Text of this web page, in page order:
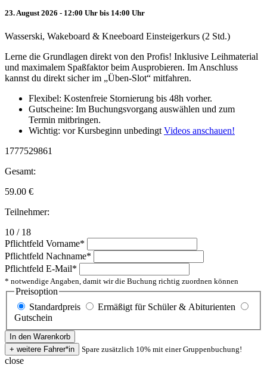
23. August 2026 - 12:00 Uhr bis 14:00 Uhr
Wasserski, Wakeboard & Kneeboard Einsteigerkurs (2 Std.)
Lerne die Grundlagen direkt von den Profis! Inklusive Leihmaterial
und maximalem Spaßfaktor beim Ausprobieren. Im Anschluss
kannst du direkt sicher im „Üben-Slot“ mitfahren.
Flexibel: Kostenfreie Stornierung bis 48h vorher.
Gutscheine: Im Buchungsvorgang auswählen und zum
Termin mitbringen.
Wichtig: vor Kursbeginn unbedingt Videos anschauen!
1777529861
Gesamt:
59.00 €
Teilnehmer:
10 / 18
Pflichtfeld Vorname*
Pflichtfeld Nachname*
Pflichtfeld E-Mail*
* notwendige Angaben, damit wir die Buchung richtig zuordnen können
Preisoption
Standardpreis
Ermäßigt für Schüler & Abiturienten
Gutschein
Spare zusätzlich 10% mit einer Gruppenbuchung!
close